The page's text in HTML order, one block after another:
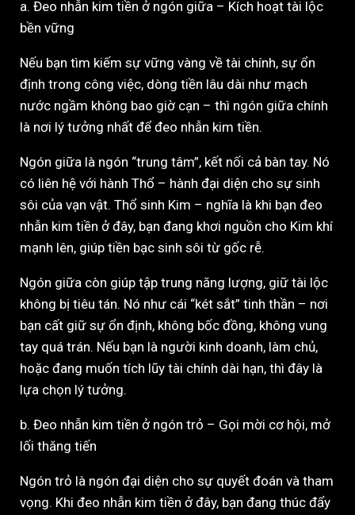
a. Đeo nhẫn kim tiền ở ngón giữa – Kích hoạt tài lộc
bền vững
Nếu bạn tìm kiếm sự vững vàng về tài chính, sự ổn
định trong công việc, dòng tiền lâu dài như mạch
nước ngầm không bao giờ cạn – thì ngón giữa chính
là nơi lý tưởng nhất để đeo nhẫn kim tiền.
Ngón giữa là ngón “trung tâm”, kết nối cả bàn tay. Nó
có liên hệ với hành Thổ – hành đại diện cho sự sinh
sôi của vạn vật. Thổ sinh Kim – nghĩa là khi bạn đeo
nhẫn kim tiền ở đây, bạn đang khơi nguồn cho Kim khí
mạnh lên, giúp tiền bạc sinh sôi từ gốc rễ.
Ngón giữa còn giúp tập trung năng lượng, giữ tài lộc
không bị tiêu tán. Nó như cái “két sắt” tinh thần – nơi
bạn cất giữ sự ổn định, không bốc đồng, không vung
tay quá trán. Nếu bạn là người kinh doanh, làm chủ,
hoặc đang muốn tích lũy tài chính dài hạn, thì đây là
lựa chọn lý tưởng.
b. Đeo nhẫn kim tiền ở ngón trỏ – Gọi mời cơ hội, mở
lối thăng tiến
Ngón trỏ là ngón đại diện cho sự quyết đoán và tham
vọng. Khi đeo nhẫn kim tiền ở đây, bạn đang thúc đẩy